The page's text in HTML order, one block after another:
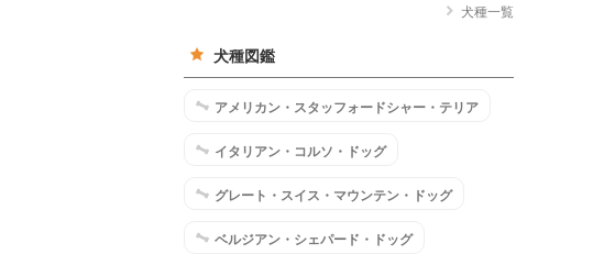
犬種一覧
犬種図鑑
アメリカン・スタッフォードシャー・テリア
イタリアン・コルソ・ドッグ
グレート・スイス・マウンテン・ドッグ
ベルジアン・シェパード・ドッグ